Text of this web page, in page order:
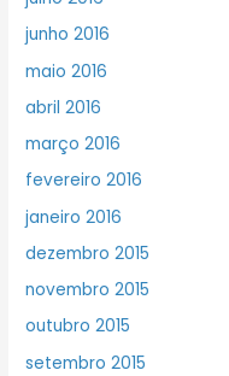
junho 2016
maio 2016
abril 2016
março 2016
fevereiro 2016
janeiro 2016
dezembro 2015
novembro 2015
outubro 2015
setembro 2015